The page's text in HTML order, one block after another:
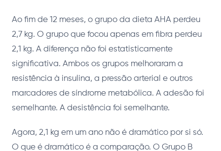
Ao fim de 12 meses, o grupo da dieta AHA perdeu
2,7 kg. O grupo que focou apenas em fibra perdeu
2,1 kg. A diferença não foi estatisticamente
significativa. Ambos os grupos melhoraram a
resistência à insulina, a pressão arterial e outros
marcadores de síndrome metabólica. A adesão foi
semelhante. A desistência foi semelhante.
Agora, 2,1 kg em um ano não é dramático por si só.
O que é dramático é a comparação. O Grupo B